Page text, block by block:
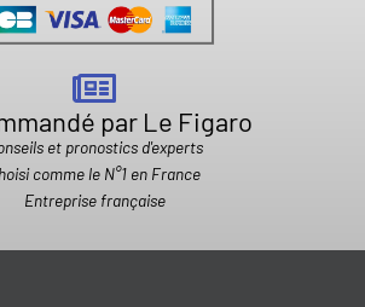
par Le Figaro
et pronostics d'experts
comme le N°1 en France
Entreprise française